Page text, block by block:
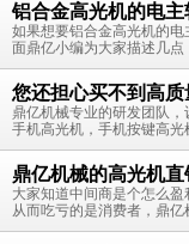
铝合金高光机的电
如果想要铝合金高光机的
面鼎亿小编为大家描述几点
您还担心买不到高
鼎亿机械专业的研发团队
手机高光机，手机按键高
鼎亿机械的高光机直
大家知道中间商是个怎么盈
从而吃亏的是消费者，鼎